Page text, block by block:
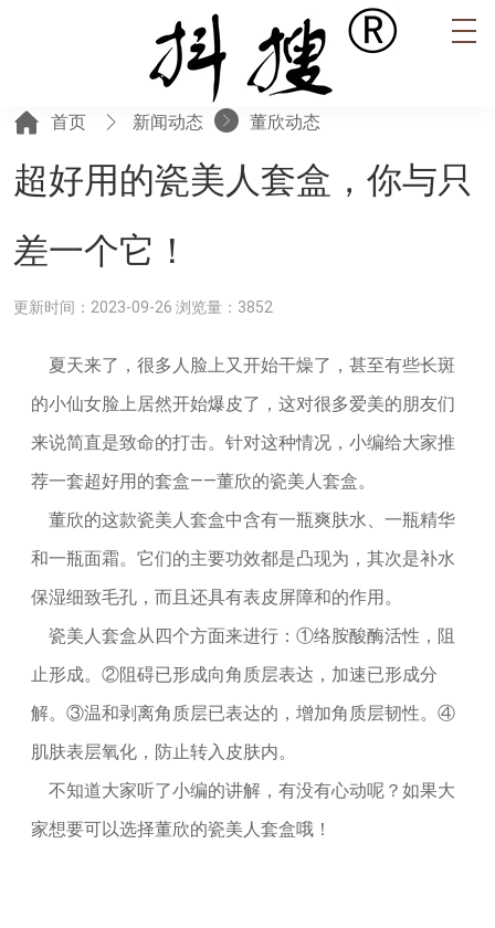
首页 新闻动态 董欣动态
超好用的瓷美人套盒，你与只
差一个它！
更新时间：2023-09-26 浏览量：3852
夏天来了，很多人脸上又开始干燥了，甚至有些长斑
的小仙女脸上居然开始爆皮了，这对很多爱美的朋友们
来说简直是致命的打击。针对这种情况，小编给大家推
荐一套超好用的套盒——董欣的瓷美人套盒。
董欣的这款瓷美人套盒中含有一瓶爽肤水、一瓶精华
和一瓶面霜。它们的主要功效都是凸现为，其次是补水
保湿细致毛孔，而且还具有表皮屏障和的作用。
瓷美人套盒从四个方面来进行：①络胺酸酶活性，阻
止形成。②阻碍已形成向角质层表达，加速已形成分
解。③温和剥离角质层已表达的，增加角质层韧性。④
肌肤表层氧化，防止转入皮肤内。
不知道大家听了小编的讲解，有没有心动呢？如果大
家想要可以选择董欣的瓷美人套盒哦！